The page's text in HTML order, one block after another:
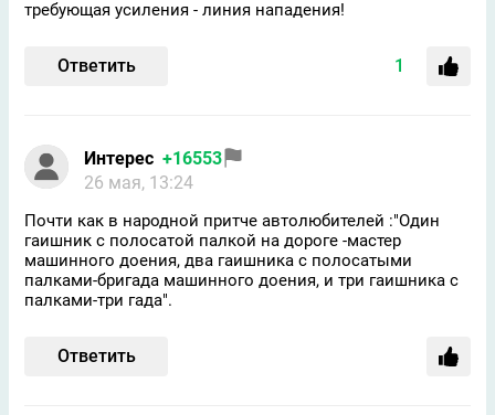
требующая усиления - линия нападения!
Ответить 1
Интерес +16553
26 мая, 13:24
Почти как в народной притче автолюбителей :"Один
гаишник с полосатой палкой на дороге -мастер
машинного доения, два гаишника с полосатыми
палками-бригада машинного доения, и три гаишника с
палками-три гада".
Ответить